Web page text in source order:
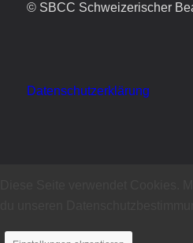
© SBCC Schweizerischer
Datenschutzerklärung